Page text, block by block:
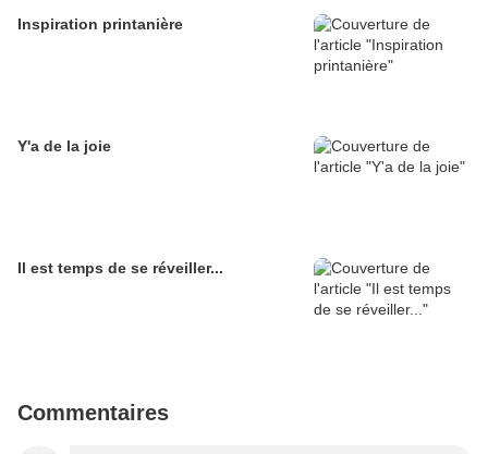
Inspiration printanière
Y'a de la joie
Il est temps de se réveiller...
Commentaires